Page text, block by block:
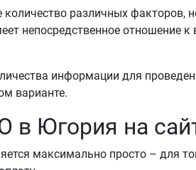
различных факторов,
непосредственное отношение к
информации для
варианте.
в Югория на
максимально просто – для